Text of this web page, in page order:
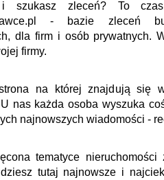
i szukasz zleceń? To
- bazie zleceń
dla firm i osób prywatnych.
firmy.
na której znajdują się
nas każda osoba wyszuka
najnowszych wiadomości -
tematyce
tutaj najnowsze i